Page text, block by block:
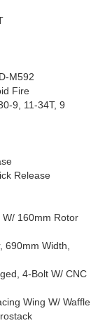
M592
Fire
9, 11-34T, 9
Release
160mm Rotor
690mm Width,
4-Bolt W/ CNC
Wing W/ Waffle